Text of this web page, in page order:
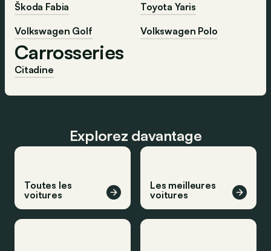
Škoda Fabia
Toyota Yaris
Volkswagen Golf
Volkswagen Polo
Carrosseries
Citadine
Explorez davantage
Toutes les
voitures
Les meilleures
voitures